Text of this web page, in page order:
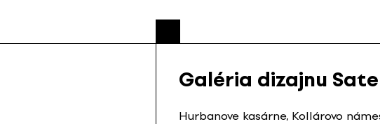
Galéria dizajnu
Hurbanove kasárne, Kollárovo